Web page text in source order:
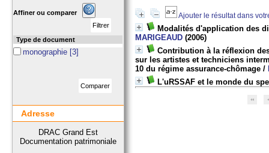
Ajouter le résultat dans
Modalités d'application des
MARIGEAUD (2006)
Contribution à la réflexion
sur les artistes et techniciens
10 du régime assurance-chômage /
L'uRSSAF et le monde du
Affiner ou comparer
Type de document
monographie [3]
Adresse
DRAC Grand Est
Documentation patrimoniale